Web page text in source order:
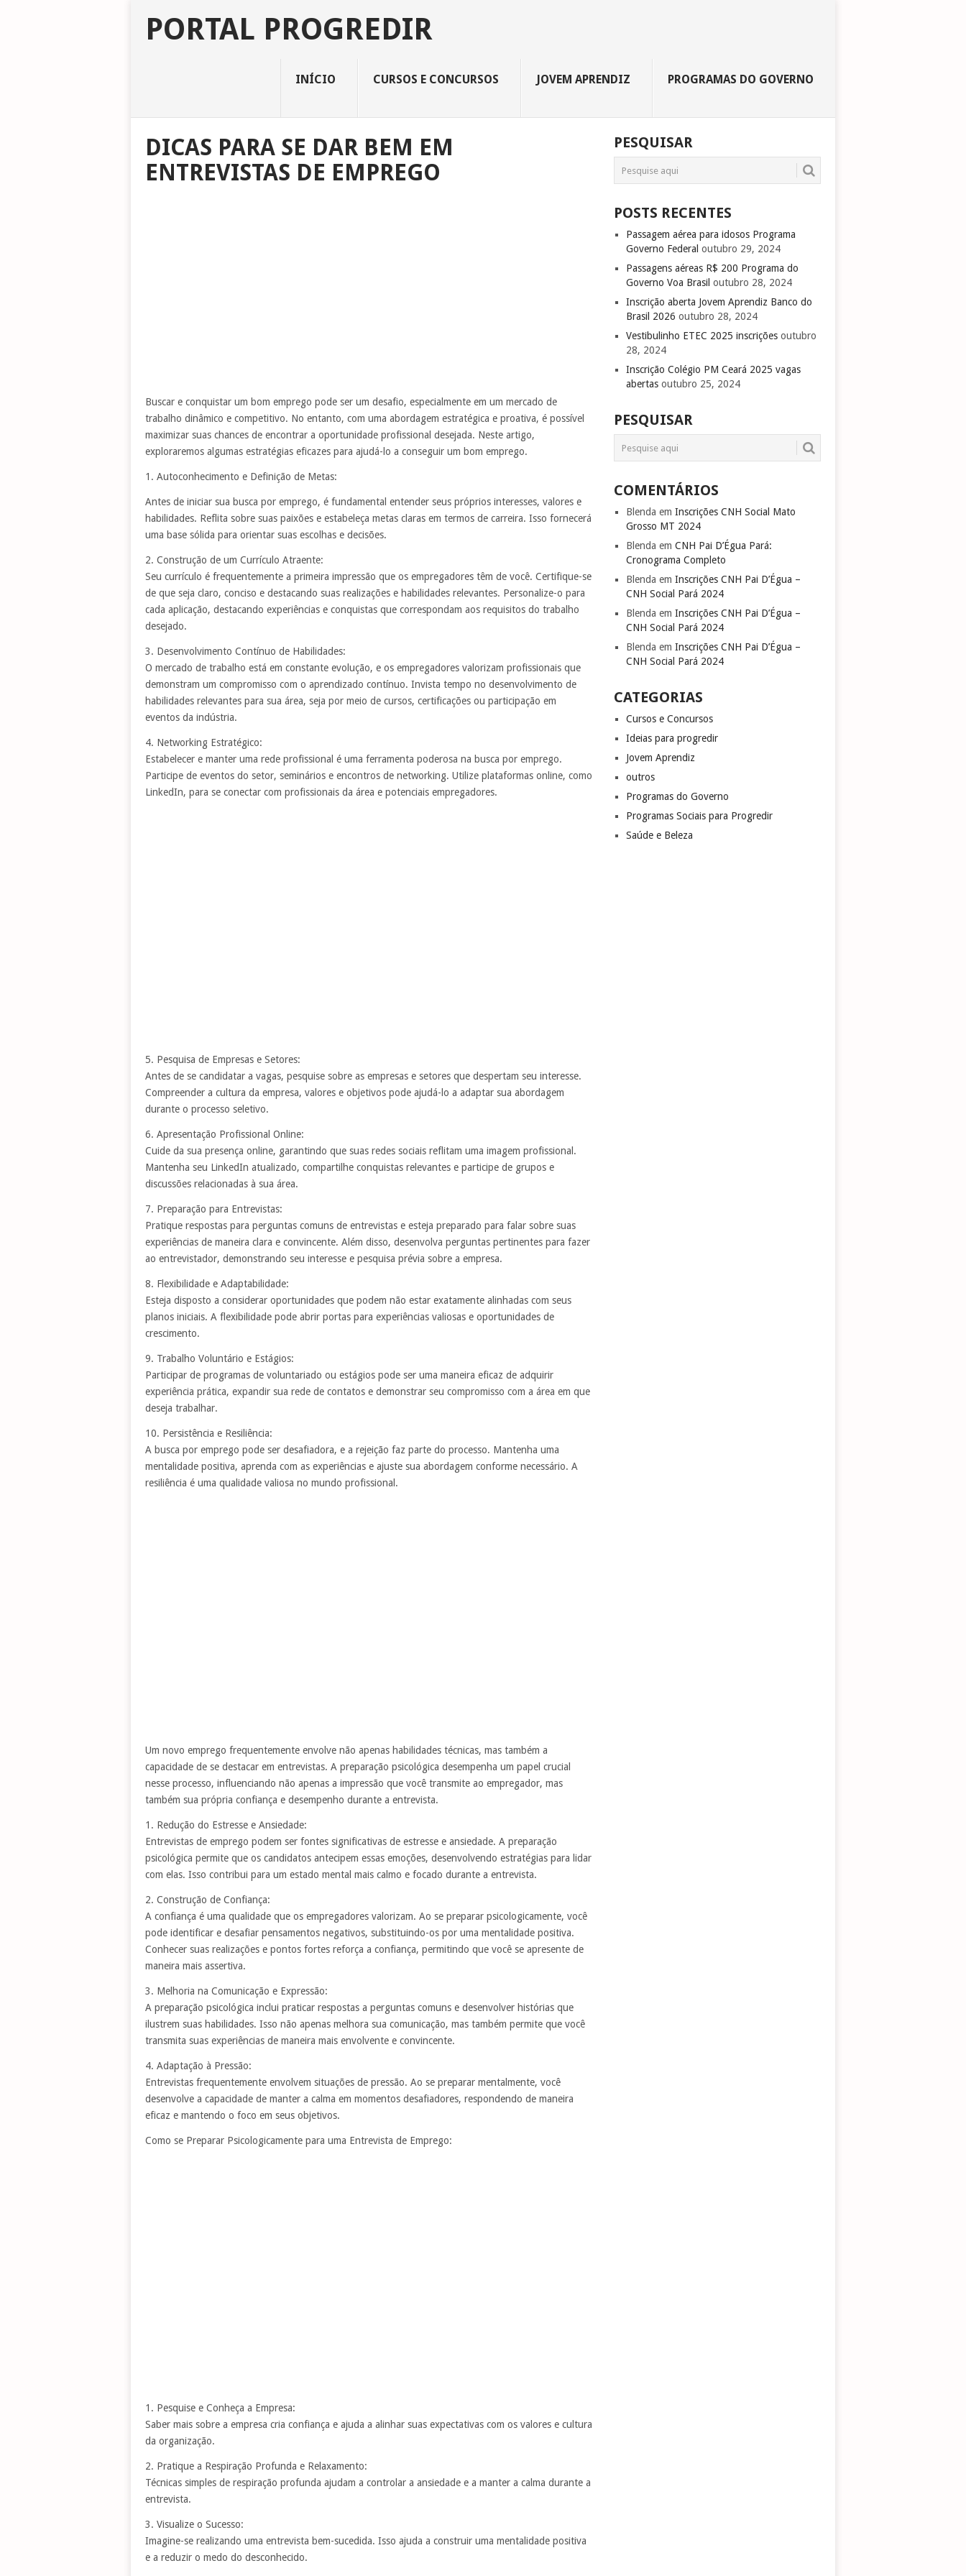
PORTAL PROGREDIR
INÍCIO CURSOS E CONCURSOS JOVEM APRENDIZ PROGRAMAS DO GOVERNO
DICAS PARA SE DAR BEM EM
ENTREVISTAS DE EMPREGO
Buscar e conquistar um bom emprego pode ser um desafio, especialmente em um mercado de
trabalho dinâmico e competitivo. No entanto, com uma abordagem estratégica e proativa, é possível
maximizar suas chances de encontrar a oportunidade profissional desejada. Neste artigo,
exploraremos algumas estratégias eficazes para ajudá-lo a conseguir um bom emprego.
1. Autoconhecimento e Definição de Metas:
Antes de iniciar sua busca por emprego, é fundamental entender seus próprios interesses, valores e
habilidades. Reflita sobre suas paixões e estabeleça metas claras em termos de carreira. Isso fornecerá
uma base sólida para orientar suas escolhas e decisões.
2. Construção de um Currículo Atraente:
Seu currículo é frequentemente a primeira impressão que os empregadores têm de você. Certifique-se
de que seja claro, conciso e destacando suas realizações e habilidades relevantes. Personalize-o para
cada aplicação, destacando experiências e conquistas que correspondam aos requisitos do trabalho
desejado.
3. Desenvolvimento Contínuo de Habilidades:
O mercado de trabalho está em constante evolução, e os empregadores valorizam profissionais que
demonstram um compromisso com o aprendizado contínuo. Invista tempo no desenvolvimento de
habilidades relevantes para sua área, seja por meio de cursos, certificações ou participação em
eventos da indústria.
4. Networking Estratégico:
Estabelecer e manter uma rede profissional é uma ferramenta poderosa na busca por emprego.
Participe de eventos do setor, seminários e encontros de networking. Utilize plataformas online, como
LinkedIn, para se conectar com profissionais da área e potenciais empregadores.
5. Pesquisa de Empresas e Setores:
Antes de se candidatar a vagas, pesquise sobre as empresas e setores que despertam seu interesse.
Compreender a cultura da empresa, valores e objetivos pode ajudá-lo a adaptar sua abordagem
durante o processo seletivo.
6. Apresentação Profissional Online:
Cuide da sua presença online, garantindo que suas redes sociais reflitam uma imagem profissional.
Mantenha seu LinkedIn atualizado, compartilhe conquistas relevantes e participe de grupos e
discussões relacionadas à sua área.
7. Preparação para Entrevistas:
Pratique respostas para perguntas comuns de entrevistas e esteja preparado para falar sobre suas
experiências de maneira clara e convincente. Além disso, desenvolva perguntas pertinentes para fazer
ao entrevistador, demonstrando seu interesse e pesquisa prévia sobre a empresa.
8. Flexibilidade e Adaptabilidade:
Esteja disposto a considerar oportunidades que podem não estar exatamente alinhadas com seus
planos iniciais. A flexibilidade pode abrir portas para experiências valiosas e oportunidades de
crescimento.
9. Trabalho Voluntário e Estágios:
Participar de programas de voluntariado ou estágios pode ser uma maneira eficaz de adquirir
experiência prática, expandir sua rede de contatos e demonstrar seu compromisso com a área em que
deseja trabalhar.
10. Persistência e Resiliência:
A busca por emprego pode ser desafiadora, e a rejeição faz parte do processo. Mantenha uma
mentalidade positiva, aprenda com as experiências e ajuste sua abordagem conforme necessário. A
resiliência é uma qualidade valiosa no mundo profissional.
Um novo emprego frequentemente envolve não apenas habilidades técnicas, mas também a
capacidade de se destacar em entrevistas. A preparação psicológica desempenha um papel crucial
nesse processo, influenciando não apenas a impressão que você transmite ao empregador, mas
também sua própria confiança e desempenho durante a entrevista.
1. Redução do Estresse e Ansiedade:
Entrevistas de emprego podem ser fontes significativas de estresse e ansiedade. A preparação
psicológica permite que os candidatos antecipem essas emoções, desenvolvendo estratégias para lidar
com elas. Isso contribui para um estado mental mais calmo e focado durante a entrevista.
2. Construção de Confiança:
A confiança é uma qualidade que os empregadores valorizam. Ao se preparar psicologicamente, você
pode identificar e desafiar pensamentos negativos, substituindo-os por uma mentalidade positiva.
Conhecer suas realizações e pontos fortes reforça a confiança, permitindo que você se apresente de
maneira mais assertiva.
3. Melhoria na Comunicação e Expressão:
A preparação psicológica inclui praticar respostas a perguntas comuns e desenvolver histórias que
ilustrem suas habilidades. Isso não apenas melhora sua comunicação, mas também permite que você
transmita suas experiências de maneira mais envolvente e convincente.
4. Adaptação à Pressão:
Entrevistas frequentemente envolvem situações de pressão. Ao se preparar mentalmente, você
desenvolve a capacidade de manter a calma em momentos desafiadores, respondendo de maneira
eficaz e mantendo o foco em seus objetivos.
Como se Preparar Psicologicamente para uma Entrevista de Emprego:
1. Pesquise e Conheça a Empresa:
Saber mais sobre a empresa cria confiança e ajuda a alinhar suas expectativas com os valores e cultura
da organização.
2. Pratique a Respiração Profunda e Relaxamento:
Técnicas simples de respiração profunda ajudam a controlar a ansiedade e a manter a calma durante a
entrevista.
3. Visualize o Sucesso:
Imagine-se realizando uma entrevista bem-sucedida. Isso ajuda a construir uma mentalidade positiva
e a reduzir o medo do desconhecido.
PESQUISAR
POSTS RECENTES
Passagem aérea para idosos Programa
Governo Federal outubro 29, 2024
Passagens aéreas R$ 200 Programa do
Governo Voa Brasil outubro 28, 2024
Inscrição aberta Jovem Aprendiz Banco do
Brasil 2026 outubro 28, 2024
Vestibulinho ETEC 2025 inscrições outubro
28, 2024
Inscrição Colégio PM Ceará 2025 vagas
abertas outubro 25, 2024
PESQUISAR
COMENTÁRIOS
Blenda emInscrições CNH Social Mato
Grosso MT 2024
Blenda emCNH Pai D’Égua Pará:
Cronograma Completo
Blenda emInscrições CNH Pai D’Égua –
CNH Social Pará 2024
Blenda emInscrições CNH Pai D’Égua –
CNH Social Pará 2024
Blenda emInscrições CNH Pai D’Égua –
CNH Social Pará 2024
CATEGORIAS
Cursos e Concursos
Ideias para progredir
Jovem Aprendiz
outros
Programas do Governo
Programas Sociais para Progredir
Saúde e Beleza